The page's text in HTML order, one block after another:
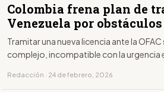
Colombia frena plan de
Venezuela por
Tramitar una nueva licencia ante la
complejo, incompatible con la urgencia
Redacción · 24 de febrero, 2026